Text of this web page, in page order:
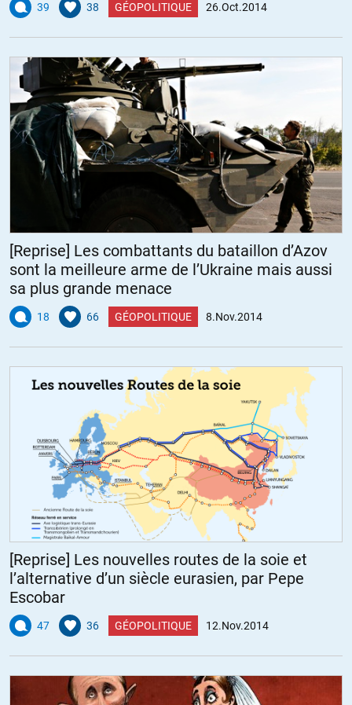
39 38 GÉOPOLITIQUE 26.Oct.2014
[Reprise] Les combattants du bataillon d’Azov
sont la meilleure arme de l’Ukraine mais aussi
sa plus grande menace
18 66 GÉOPOLITIQUE 8.Nov.2014
[Reprise] Les nouvelles routes de la soie et
l’alternative d’un siècle eurasien, par Pepe
Escobar
47 36 GÉOPOLITIQUE 12.Nov.2014